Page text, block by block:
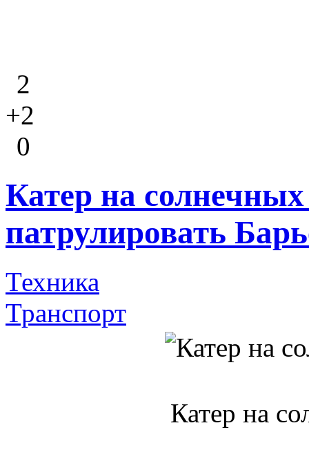
2
+2
0
Катер на солнечных
патрулировать
Техника
Транспорт
Катер на